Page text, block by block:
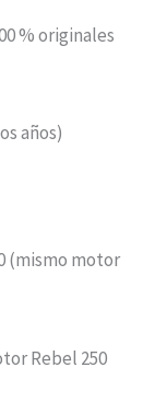
% originales
años)
(mismo motor
Rebel 250